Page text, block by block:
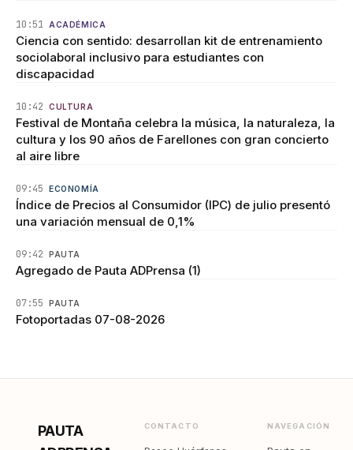
10:51 ACADÉMICA
Ciencia con sentido: desarrollan kit de entrenamiento
sociolaboral inclusivo para estudiantes con
discapacidad
10:42 CULTURA
Festival de Montaña celebra la música, la naturaleza, la
cultura y los 90 años de Farellones con gran concierto
al aire libre
09:45 ECONOMÍA
Índice de Precios al Consumidor (IPC) de julio presentó
una variación mensual de 0,1%
09:42 PAUTA
Agregado de Pauta ADPrensa (1)
07:55 PAUTA
Fotoportadas 07-08-2026
PAUTA
CONTACTO NAVEGACIÓN